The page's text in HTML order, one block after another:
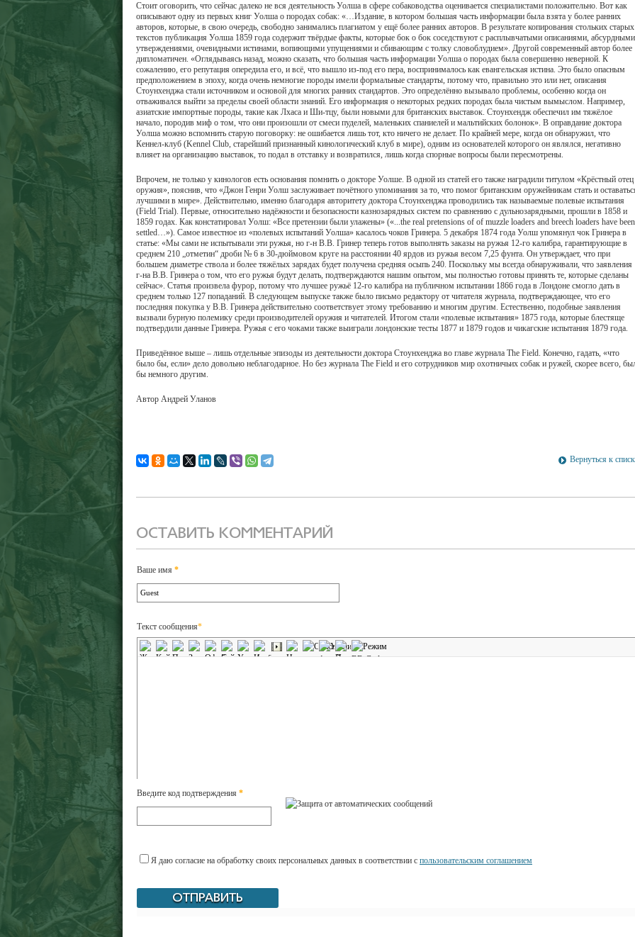
Стоит оговорить, что сейчас далеко не вся деятельность Уолша в сфере собаководства оценивается специалистами положительно. Вот как
описывают одну из первых книг Уолша о породах собак: «…Издание, в котором большая часть информации была взята у более ранних
авторов, которые, в свою очередь, свободно занимались плагиатом у ещё более ранних авторов. В результате копирования стольких старых
текстов публикация Уолша 1859 года содержит твёрдые факты, которые бок о бок соседствуют с расплывчатыми описаниями, абсурдными
утверждениями, очевидными истинами, вопиющими упущениями и сбивающим с толку словоблудием». Другой современный автор более
дипломатичен. «Оглядываясь назад, можно сказать, что большая часть информации Уолша о породах была совершенно неверной. К
сожалению, его репутация опередила его, и всё, что вышло из-под его пера, воспринималось как евангельская истина. Это было опасным
предположением в эпоху, когда очень немногие породы имели формальные стандарты, потому что, правильно это или нет, описания
Стоунхенджа стали источником и основой для многих ранних стандартов. Это определённо вызывало проблемы, особенно когда он
отваживался выйти за пределы своей области знаний. Его информация о некоторых редких породах была чистым вымыслом. Например,
азиатские импортные породы, такие как Лхаса и Ши-тцу, были новыми для британских выставок. Стоунхендж обеспечил им тяжёлое
начало, породив миф о том, что они произошли от смеси пуделей, маленьких спаниелей и мальтийских болонок». В оправдание доктора
Уолша можно вспомнить старую поговорку: не ошибается лишь тот, кто ничего не делает. По крайней мере, когда он обнаружил, что
Кеннел-клуб (Kennel Club, старейший признанный кинологический клуб в мире), одним из основателей которого он являлся, негативно
влияет на организацию выставок, то подал в отставку и возвратился, лишь когда спорные вопросы были пересмотрены.
Впрочем, не только у кинологов есть основания помнить о докторе Уолше. В одной из статей его также наградили титулом «Крёстный отец
оружия», пояснив, что «Джон Генри Уолш заслуживает почётного упоминания за то, что помог британским оружейникам стать и
лучшими в мире». Действительно, именно благодаря авторитету доктора Стоунхенджа проводились так называемые полевые испытания
(Field Trial). Первые, относительно надёжности и безопасности казнозарядных систем по сравнению с дульнозарядными, прошли в 1858 и
1859 годах. Как констатировал Уолш: «Все претензии были улажены» («...the real pretensions of of muzzle loaders and breech loaders have been
settled…»). Самое известное из «полевых испытаний Уолша» касалось чоков Гринера. 5 декабря 1874 года Уолш упомянул чок Гринера в
статье: «Мы сами не испытывали эти ружья, но г-н В.В. Гринер теперь готов выполнять заказы на ружья 12-го калибра, гарантирующие в
среднем 210 „отметин“ дроби № 6 в 30-дюймовом круге на расстоянии 40 ярдов из ружья весом 7,25 фунта. Он утверждает, что при
большем диаметре ствола и более тяжёлых зарядах будет получена средняя осыпь 240. Поскольку мы всегда обнаруживали, что заявления
г-на В.В. Гринера о том, что его ружья будут делать, подтверждаются нашим опытом, мы полностью готовы принять те, которые сделаны
сейчас». Статья произвела фурор, потому что лучшее ружьё 12-го калибра на публичном испытании 1866 года в Лондоне смогло дать в
среднем только 127 попаданий. В следующем выпуске также было письмо редактору от читателя журнала, подтверждающее, что его
последняя покупка у В.В. Гринера действительно соответствует этому требованию и многим другим. Естественно, подобные заявления
вызвали бурную полемику среди производителей оружия и читателей. Итогом стали «полевые испытания» 1875 года, которые блестяще
подтвердили данные Гринера. Ружья с его чоками также выиграли лондонские тесты 1877 и 1879 годов и чикагские испытания 1879 года.
Приведённое выше – лишь отдельные эпизоды из деятельности доктора Стоунхенджа во главе журнала The Field. Конечно, гадать, «что
было бы, если» дело довольно неблагодарное. Но без журнала The Field и его сотрудников мир охотничьих собак и ружей, скорее всего,
бы немного другим.
Автор Андрей Уланов
Вернуться к
ОСТАВИТЬ КОММЕНТАРИЙ
Ваше имя *
Текст сообщения*
Введите код подтверждения *
Я даю согласие на обработку своих персональных данных в соответствии с пользовательским соглашением